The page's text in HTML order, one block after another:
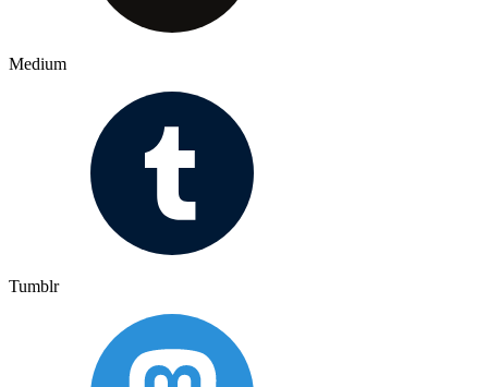
Medium
Tumblr